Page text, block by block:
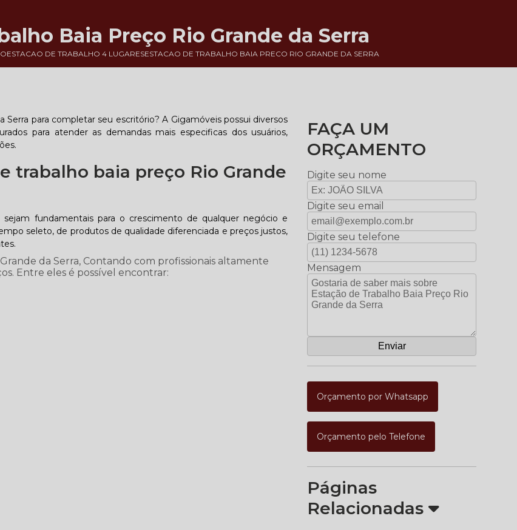
ESTACAO DE TRABALHO 4 LUGARESESTACAO DE TRABALHO BAIA PRECO RIO GRANDE DA SERRA
Baia Preço Rio Grande da Serra
para completar seu escritório? A Gigamóveis possui diversos
para atender as demandas mais especificas dos usuários,
trabalho baia preço Rio Grande
fundamentais para o crescimento de qualquer negócio e
seleto, de produtos de qualidade diferenciada e preços justos,
da Serra, Contando com profissionais altamente
Entre eles é possível encontrar:
FAÇA UM
ORÇAMENTO
Digite seu nome
Digite seu email
Digite seu telefone
Mensagem
Orçamento por Whatsapp
Orçamento pelo Telefone
Páginas
Relacionadas